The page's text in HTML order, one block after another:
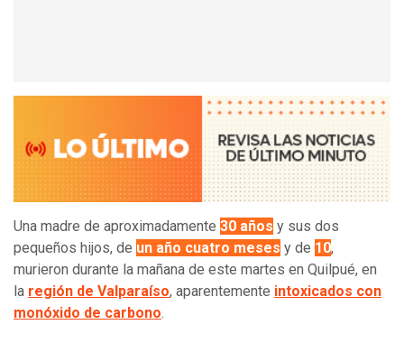
Una madre de aproximadamente 30 años y sus dos
pequeños hijos, de un año cuatro meses y de 10,
murieron durante la mañana de este martes en Quilpué, en
la región de Valparaíso, aparentemente intoxicados con
monóxido de carbono.